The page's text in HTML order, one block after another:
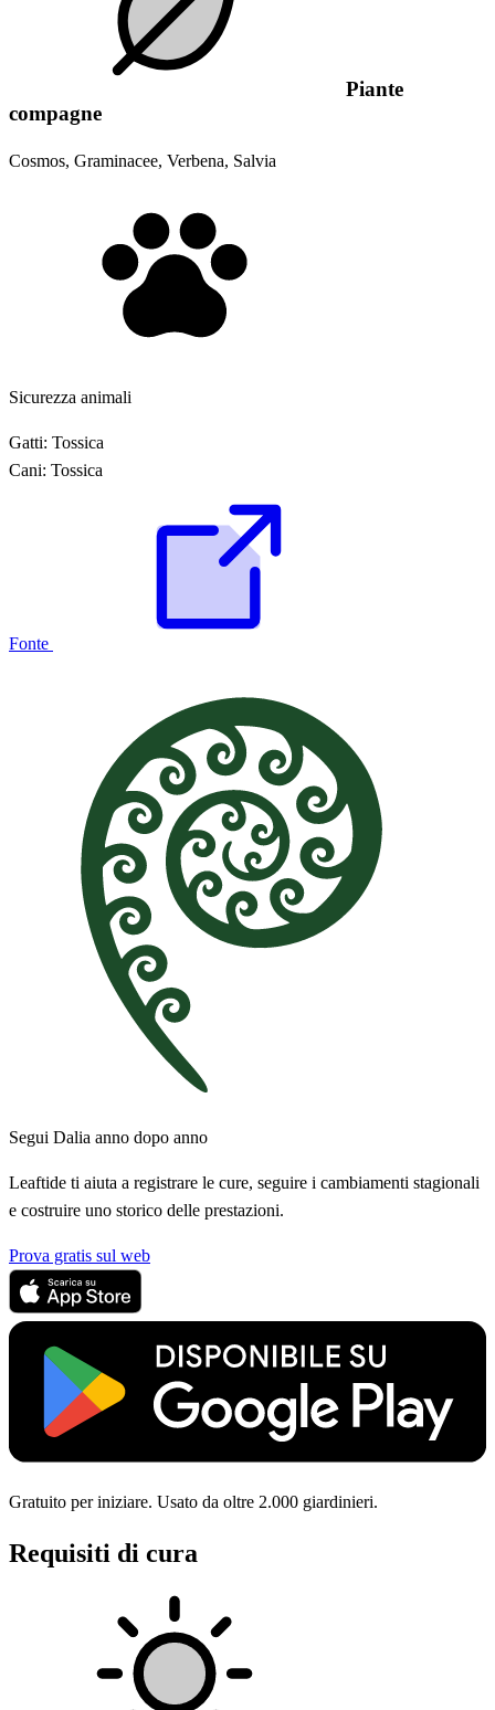
Piante
compagne
Cosmos, Graminacee, Verbena, Salvia
Sicurezza animali
Gatti: Tossica
Cani: Tossica
Fonte
Segui Dalia anno dopo anno
Leaftide ti aiuta a registrare le cure, seguire i cambiamenti stagionali
e costruire uno storico delle prestazioni.
Prova gratis sul web
Gratuito per iniziare. Usato da oltre 2.000 giardinieri.
Requisiti di cura